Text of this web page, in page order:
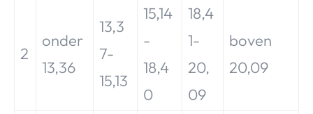
2
onder
13,36
13,3
7-
15,13
15,14
-
18,4
0
18,4
1-
20,
09
boven
20,09